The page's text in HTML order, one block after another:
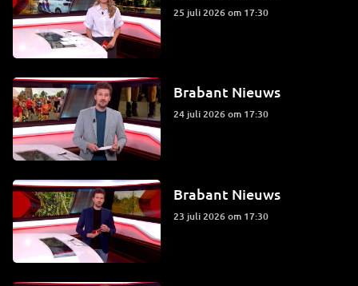
25 juli 2026 om 17:30
Brabant Nieuws
24 juli 2026 om 17:30
Brabant Nieuws
23 juli 2026 om 17:30